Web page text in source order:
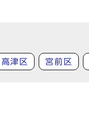
高津区 宮前区